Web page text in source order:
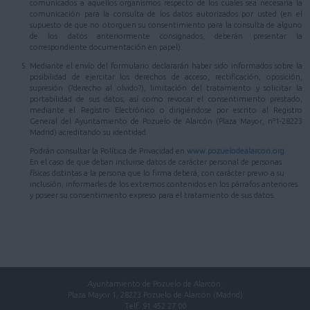
comunicados a aquellos organismos respecto de los cuales sea necesaria la
comunicación para la consulta de los datos autorizados por usted (en el
supuesto de que no otorguen su consentimiento para la consulta de alguno
de los datos anteriormente consignados, deberán presentar la
correspondiente documentación en papel).
Mediante el envío del formulario declararán haber sido informados sobre la
posibilidad de ejercitar los derechos de acceso, rectificación, oposición,
supresión (?derecho al olvido?), limitación del tratamiento y solicitar la
portabilidad de sus datos, así como revocar el consentimiento prestado,
mediante el Registro Electrónico o dirigiéndose por escrito al Registro
General del Ayuntamiento de Pozuelo de Alarcón (Plaza Mayor, nº1-28223
Madrid) acreditando su identidad.
Podrán consultar la Política de Privacidad en www.pozuelodealarcon.org
En el caso de que deban incluirse datos de carácter personal de personas
físicas distintas a la persona que lo firma deberá, con carácter previo a su
inclusión, informarles de los extremos contenidos en los párrafos anteriores
y poseer su consentimiento expreso para el tratamiento de sus datos.
Ayuntamiento de Pozuelo de Alarcón.
Plaza Mayor 1, 28223 Pozuelo de Alarcón (Madrid)
Telf. 91 452 27 00